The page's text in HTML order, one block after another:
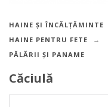
HAINE ȘI ÎNCĂLȚĂMINTE
HAINE PENTRU FETE
PĂLĂRII ȘI PANAME
Căciulă